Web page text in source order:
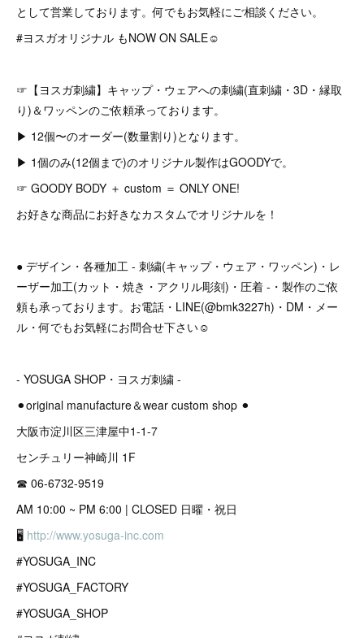
として営業しております。何でもお気軽にご相談ください。
#ヨスガオリジナル もNOW ON SALE☺︎
☞【ヨスガ刺繍】キャップ・ウェアへの刺繍(直刺繍・3D・縁取
り)＆ワッペンのご依頼承っております。
▶︎ 12個〜のオーダー(数量割り)となります。
▶︎ 1個のみ(12個まで)のオリジナル製作はGOODYで。
☞ GOODY BODY ＋ custom ＝ ONLY ONE!
お好きな商品にお好きなカスタムでオリジナルを！
● デザイン・各種加工 - 刺繍(キャップ・ウェア・ワッペン)・レ
ーザー加工(カット・焼き・アクリル彫刻)・圧着 -・製作のご依
頼も承っております。お電話・LINE(@bmk3227h)・DM・メー
ル・何でもお気軽にお問合せ下さい☺︎
- YOSUGA SHOP・ヨスガ刺繍 -
⚫︎original manufacture＆wear custom shop ⚫︎
大阪市淀川区三津屋中1-1-7
センチュリー神崎川 1F
☎︎ 06-6732-9519
AM 10:00 ~ PM 6:00 | CLOSED 日曜・祝日
🖥 http://www.yosuga-inc.com
#YOSUGA_INC
#YOSUGA_FACTORY
#YOSUGA_SHOP